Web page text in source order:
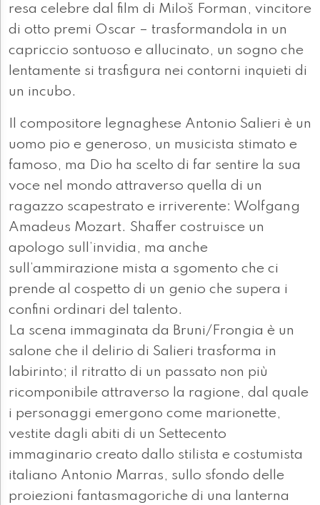
resa celebre dal film di Miloš Forman, vincitore
di otto premi Oscar – trasformandola in un
capriccio sontuoso e allucinato, un sogno che
lentamente si trasfigura nei contorni inquieti di
un incubo.
Il compositore legnaghese Antonio Salieri è un
uomo pio e generoso, un musicista stimato e
famoso, ma Dio ha scelto di far sentire la sua
voce nel mondo attraverso quella di un
ragazzo scapestrato e irriverente: Wolfgang
Amadeus Mozart. Shaffer costruisce un
apologo sull’invidia, ma anche
sull’ammirazione mista a sgomento che ci
prende al cospetto di un genio che supera i
confini ordinari del talento.
La scena immaginata da Bruni/Frongia è un
salone che il delirio di Salieri trasforma in
labirinto; il ritratto di un passato non più
ricomponibile attraverso la ragione, dal quale
i personaggi emergono come marionette,
vestite dagli abiti di un Settecento
immaginario creato dallo stilista e costumista
italiano Antonio Marras, sullo sfondo delle
proiezioni fantasmagoriche di una lanterna